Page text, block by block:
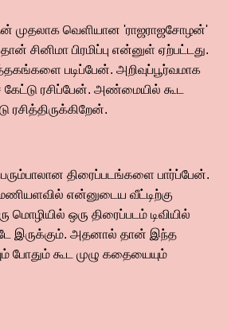
முதலாக வெளியான 'ராஜராஜசோழன்'
சினிமா பிரமிப்பு என்னுள் ஏற்பட்டது.
படிப்பேன். அறிவுப்பூர்வமாக
கேட்டு ரசிப்பேன். அண்மையில் கூட
ரசித்திருக்கிறேன்.
திரைப்படங்களை பார்ப்பேன்.
என்னுடைய வீட்டிற்கு
ஒரு திரைப்படம் டிவியில்
இருக்கும். அதனால் தான் இந்த
போதும் கூட முழு கதையையும்